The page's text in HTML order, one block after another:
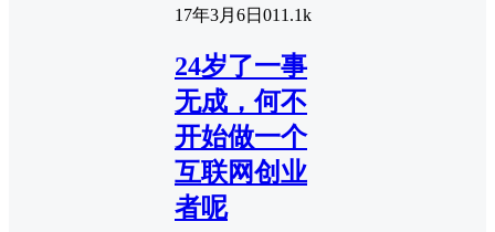
17年3月6日 011.1k
24岁了一事
无成，何不
开始做一个
互联网创业
者呢